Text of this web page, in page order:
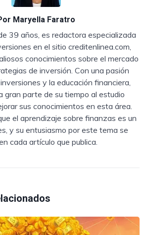
Maryella Faratro
39 años, es redactora especializada
en el sitio creditenlinea.com,
conocimientos sobre el mercado
de inversión. Con una pasión
y la educación financiera,
gran parte de su tiempo al estudio
sus conocimientos en esta área.
el aprendizaje sobre finanzas es un
y su entusiasmo por este tema se
cada artículo que publica.